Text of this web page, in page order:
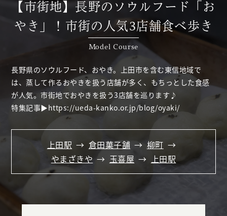
【市街地】長野のソウルフード「お
やき」！市街の人気3店舗食べ歩き
Model Course
長野県のソウルフード、おやき。上田市を含む東信地域で
は、蒸して作るおやきを扱う店舗が多く、もちっとした食感
が人気。市街地でおやきを扱う3店舗を巡ります♪
特集記事▶https://ueda-kanko.or.jp/blog/oyaki/
上田駅 倉田菓子舗
柳町
やまざきや
玉喜屋 上田駅